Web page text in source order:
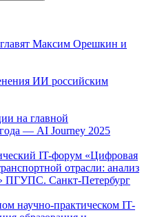
Максим Орешкин и
ИИ российским
на главной
— AI Journey 2025
IT-форум «Цифровая
отрасли: анализ
ПГУПС. Санкт-Петербург
научно-практическом IT-